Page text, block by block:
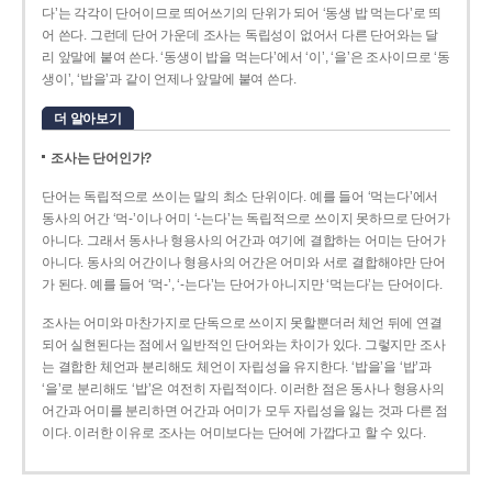
다’는 각각이 단어이므로 띄어쓰기의 단위가 되어 ‘동생 밥 먹는다’로 띄
어 쓴다. 그런데 단어 가운데 조사는 독립성이 없어서 다른 단어와는 달
리 앞말에 붙여 쓴다. ‘동생이 밥을 먹는다’에서 ‘이’, ‘을’은 조사이므로 ‘동
생이’, ‘밥을’과 같이 언제나 앞말에 붙여 쓴다.
더 알아보기
조사는 단어인가?
단어는 독립적으로 쓰이는 말의 최소 단위이다. 예를 들어 ‘먹는다’에서
동사의 어간 ‘먹-­’이나 어미 ‘­-는다’는 독립적으로 쓰이지 못하므로 단어가
아니다. 그래서 동사나 형용사의 어간과 여기에 결합하는 어미는 단어가
아니다. 동사의 어간이나 형용사의 어간은 어미와 서로 결합해야만 단어
가 된다. 예를 들어 ‘먹-’, ‘-는다’는 단어가 아니지만 ‘먹는다’는 단어이다.
조사는 어미와 마찬가지로 단독으로 쓰이지 못할뿐더러 체언 뒤에 연결
되어 실현된다는 점에서 일반적인 단어와는 차이가 있다. 그렇지만 조사
는 결합한 체언과 분리해도 체언이 자립성을 유지한다. ‘밥을’을 ‘밥’과
‘을’로 분리해도 ‘밥’은 여전히 자립적이다. 이러한 점은 동사나 형용사의
어간과 어미를 분리하면 어간과 어미가 모두 자립성을 잃는 것과 다른 점
이다. 이러한 이유로 조사는 어미보다는 단어에 가깝다고 할 수 있다.